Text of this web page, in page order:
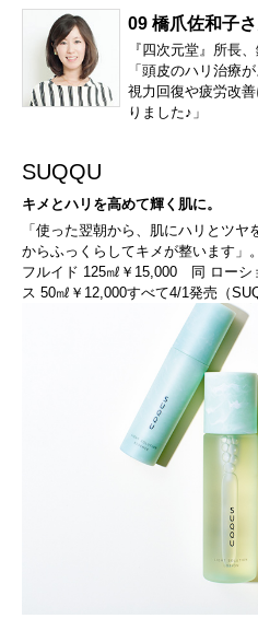
09 橋爪佐和子
『四次元堂』所長
「頭皮のハリ治療
視力回復や疲労改
りました♪」
SUQQU
キメとハリを高めて輝く肌に。
「使った翌朝から、肌にハリとツ
からふっくらしてキメが整います」
フルイド 125㎖￥15,000 同 ロー
ス 50㎖￥12,000すべて4/1発売（